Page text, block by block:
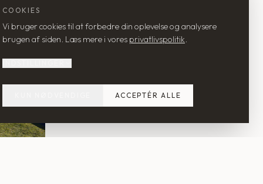
COOKIES
Vi bruger cookies til at forbedre din oplevelse og analysere
brugen af siden. Læs mere i vores privatlivspolitik.
ACCEPTÉR ALLE